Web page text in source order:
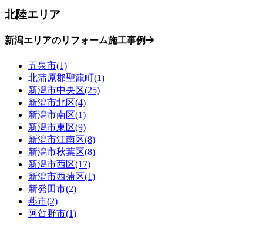
北陸エリア
新潟エリアのリフォーム施工事例
五泉市(1)
北蒲原郡聖籠町(1)
新潟市中央区(25)
新潟市北区(4)
新潟市南区(1)
新潟市東区(9)
新潟市江南区(8)
新潟市秋葉区(8)
新潟市西区(17)
新潟市西蒲区(1)
新発田市(2)
燕市(2)
阿賀野市(1)